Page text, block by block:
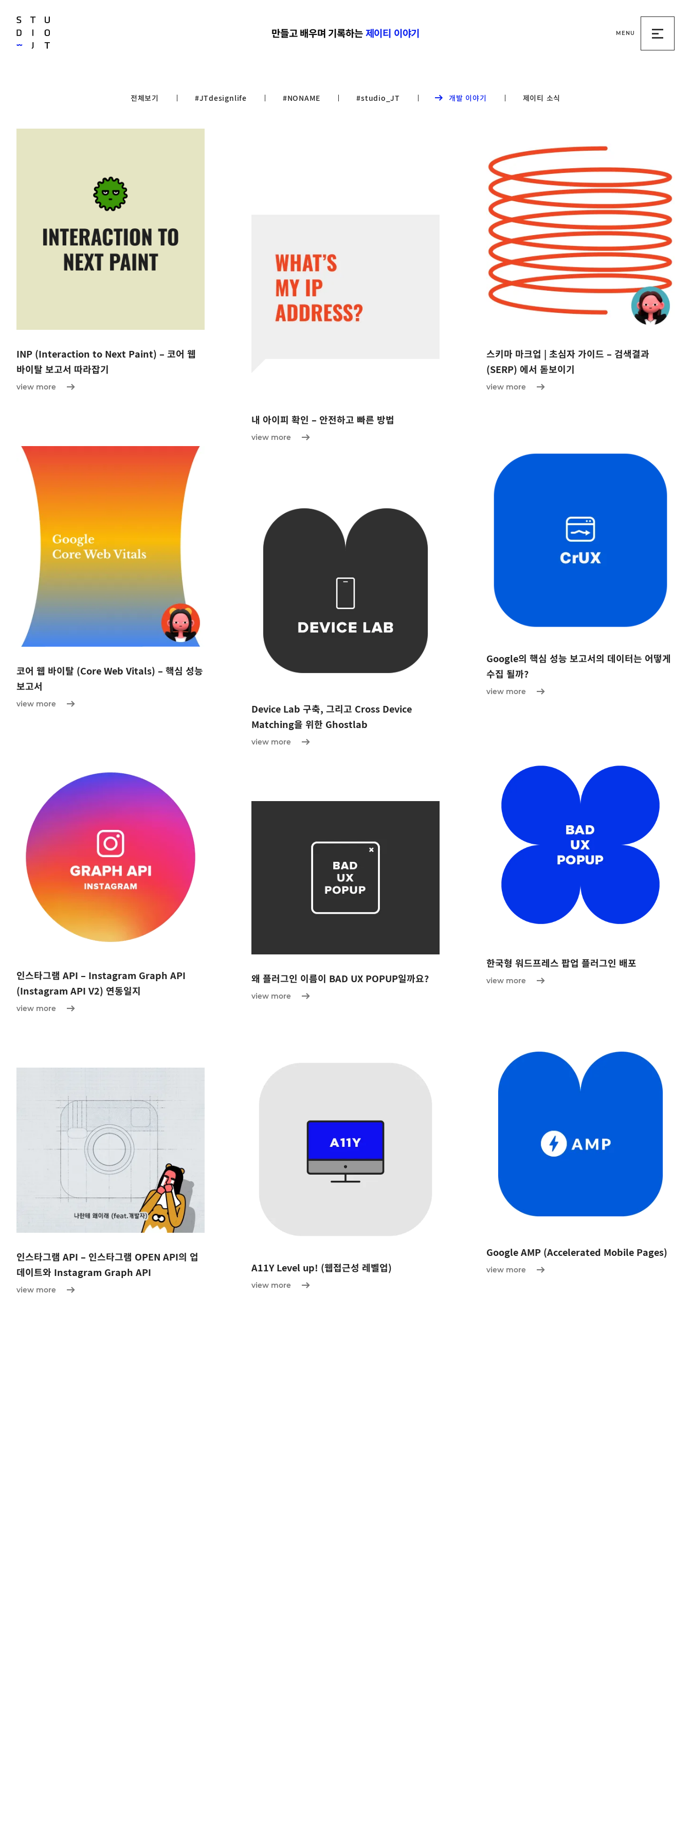
메
MENU
만들고 배우며 기록하는제이티 이야기
전체보기 #JTdesignlife #NONAME #studio_JT 개발 이야기 제이티 소식
INP (Interaction to Next Paint) – 코어 웹
바이탈 보고서 따라잡기
view more
내 아이피 확인 – 안전하고 빠른 방법
view more
스키마 마크업 | 초심자 가이드 – 검색결과
(SERP) 에서 돋보이기
view more
코어 웹 바이탈 (Core Web Vitals) – 핵심 성능
보고서
view more
Google의 핵심 성능 보고서의 데이터는 어떻게
수집 될까?
view more
Device Lab 구축, 그리고 Cross Device
Matching을 위한 Ghostlab
view more
한국형 워드프레스 팝업 플러그인 배포
view more
인스타그램 API – Instagram Graph API
(Instagram API V2) 연동일지
view more
왜 플러그인 이름이 BAD UX POPUP일까요?
view more
Google AMP (Accelerated Mobile Pages)
view more
A11Y Level up! (웹접근성 레벨업)
view more
인스타그램 API – 인스타그램 OPEN API의 업
데이트와 Instagram Graph API
view more